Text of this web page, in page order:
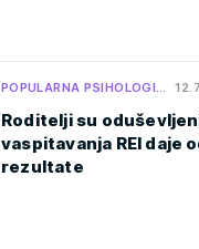
POPULARNA PSIHOLOGI…
Roditelji su
vaspitavanja REI daje
rezultate